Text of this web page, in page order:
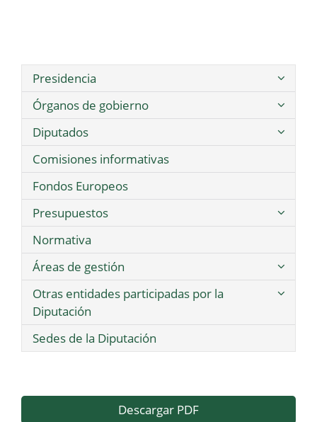
Presidencia
Órganos de gobierno
Diputados
Comisiones informativas
Fondos Europeos
Presupuestos
Normativa
Áreas de gestión
Otras entidades participadas por la
Diputación
Sedes de la Diputación
Descargar PDF